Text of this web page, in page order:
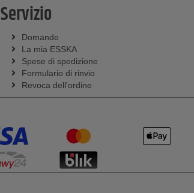
Servizio
Domande
La mia ESSKA
Spese di spedizione
Formulario di rinvio
Revoca dell'ordine